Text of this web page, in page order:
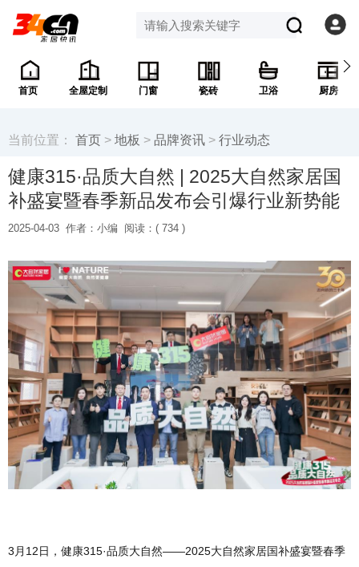
首页 全屋定制 门窗 瓷砖 卫浴 厨房
当前位置： 首页 > 地板 > 品牌资讯 > 行业动态
健康315·品质大自然 | 2025大自然家居国
补盛宴暨春季新品发布会引爆行业新势能
2025-04-03 作者：小编 阅读：( 734 )
3月12日，健康315·品质大自然——2025大自然家居国补盛宴暨春季